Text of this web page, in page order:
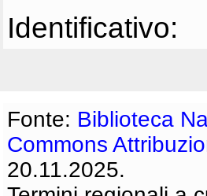
Identificativo:
Fonte: Biblioteca
Commons
20.11.2025.